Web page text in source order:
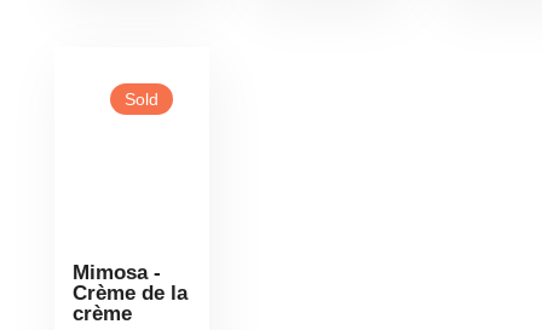
Sold
Mimosa -
Crème de la
crème